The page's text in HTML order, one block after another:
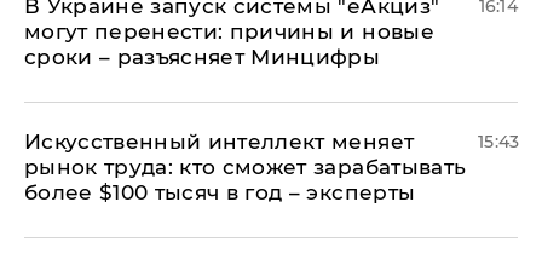
В Украине запуск системы "еАкциз"
могут перенести: причины и новые
сроки – разъясняет Минцифры
16:14
Искусственный интеллект меняет
рынок труда: кто сможет зарабатывать
более $100 тысяч в год – эксперты
15:43